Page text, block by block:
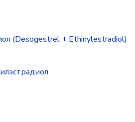
(Desogestrel + Ethinylestradiol)